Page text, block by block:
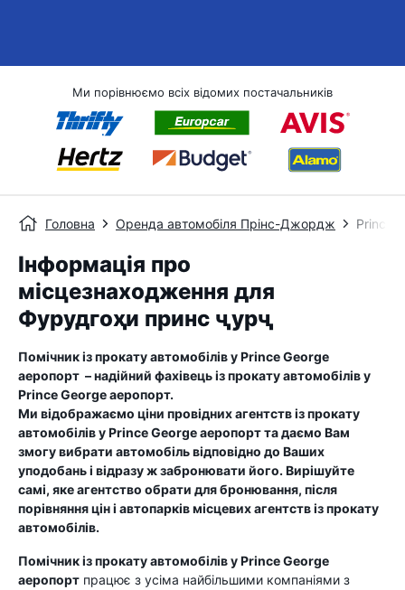
Ми порівнюємо всіх відомих постачальників
Головна Оренда автомобіля Прінс-Джордж Prince
Інформація про
місцезнаходження для
Фурудгоҳи принс ҷурҷ
Помічник із прокату автомобілів уPrince George
аеропорт – надійний фахівець із прокату автомобілів у
Prince George аеропорт.
Ми відображаємо ціни провідних агентств із прокату
автомобілів уPrince George аеропортта даємо Вам
змогу вибрати автомобіль відповідно до Ваших
уподобань і відразу ж забронювати його. Вирішуйте
самі, яке агентство обрати для бронювання, після
порівняння цін і автопарків місцевих агентств із прокату
автомобілів.
Помічник із прокату автомобілів уPrince George
аеропорт працює з усіма найбільшими компаніями з